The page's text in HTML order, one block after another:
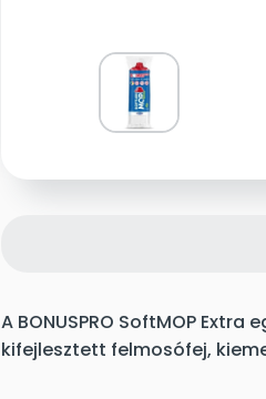
A BONUSPRO SoftMOP
kifejlesztett felmosófej,